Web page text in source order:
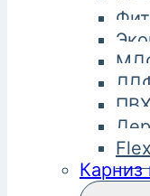
Карниз